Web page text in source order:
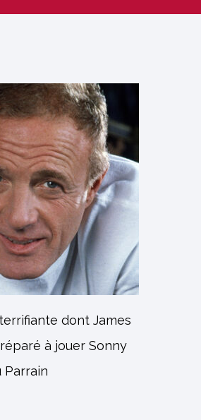
dont James
à jouer Sonny
Parrain